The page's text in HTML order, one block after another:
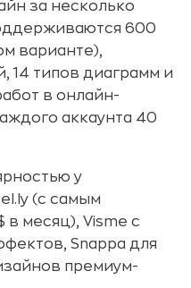
за несколько
600
варианте),
14 типов диаграмм и
в онлайн-
аккаунта 40
у
(с самым
месяц), Visme с
Snappa для
премиум-